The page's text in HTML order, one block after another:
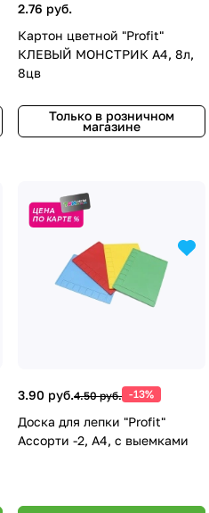
2.76 руб.
Картон цветной "Profit"
КЛЕВЫЙ МОНСТРИК А4, 8л,
8цв
Только в розничном
магазине
3.90 руб.4.50 руб. -13%
Доска для лепки "Profit"
Ассорти -2, А4, с выемками